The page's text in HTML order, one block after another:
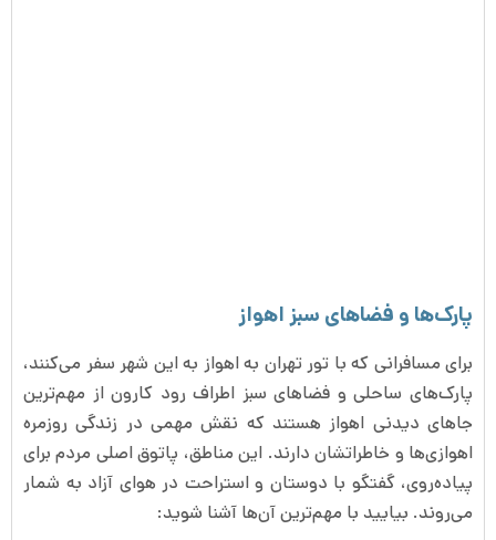
پارک‌ها و فضاهای سبز اهواز
برای مسافرانی که با تور تهران به اهواز به این شهر سفر می‌کنند،
پارک‌های ساحلی و فضاهای سبز اطراف رود کارون از مهم‌ترین
جاهای دیدنی اهواز هستند که نقش مهمی در زندگی روزمره
اهوازی‌ها و خاطراتشان دارند. این مناطق، پاتوق اصلی مردم برای
پیاده‌روی، گفتگو با دوستان و استراحت در هوای آزاد به شمار
می‌روند. بیایید با مهم‌ترین آن‌ها آشنا شوید: